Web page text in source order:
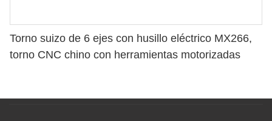
Torno suizo de 6 ejes con husillo eléctrico MX266,
torno CNC chino con herramientas motorizadas